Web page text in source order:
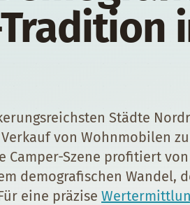
Städte
von Wohnmobilen
Camper-Szene profitiert
demografischen Wandel,
eine präzise